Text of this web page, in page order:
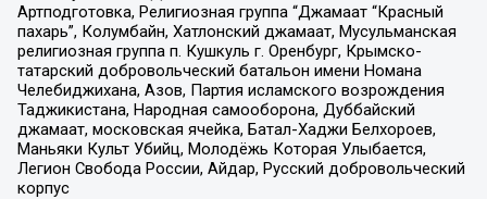
Артподготовка, Религиозная группа “Джамаат “Красный
пахарь”, Колумбайн, Хатлонский джамаат, Мусульманская
религиозная группа п. Кушкуль г. Оренбург, Крымско-
татарский добровольческий батальон имени Номана
Челебиджихана, Азов, Партия исламского возрождения
Таджикистана, Народная самооборона, Дуббайский
джамаат, московская ячейка, Батал-Хаджи Белхороев,
Маньяки Культ Убийц, Молодёжь Которая Улыбается,
Легион Свобода России, Айдар, Русский добровольческий
корпус